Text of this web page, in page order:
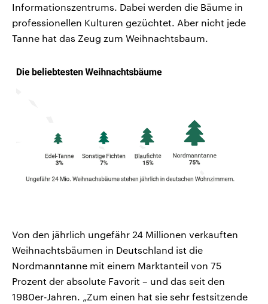
Informationszentrums. Dabei werden die Bäume in
professionellen Kulturen gezüchtet. Aber nicht jede
Tanne hat das Zeug zum Weihnachtsbaum.
Von den jährlich ungefähr 24 Millionen verkauften
Weihnachtsbäumen in Deutschland ist die
Nordmanntanne mit einem Marktanteil von 75
Prozent der absolute Favorit – und das seit den
1980er-Jahren. „Zum einen hat sie sehr festsitzende